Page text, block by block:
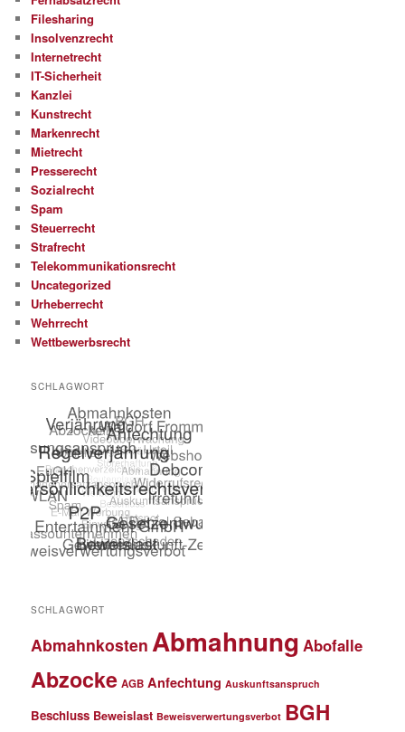
Filesharing
Insolvenzrecht
Internetrecht
IT-Sicherheit
Kanzlei
Kunstrecht
Markenrecht
Mietrecht
Presserecht
Sozialrecht
Spam
Steuerrecht
Strafrecht
Telekommunikationsrecht
Uncategorized
Urheberrecht
Wehrrecht
Wettbewerbsrecht
SCHLAGWORT
SCHLAGWORT
Abmahnkosten Abmahnung Abofalle
Abzocke AGB Anfechtung Auskunftsanspruch
Beschluss Beweislast Beweisverwertungsverbot BGH